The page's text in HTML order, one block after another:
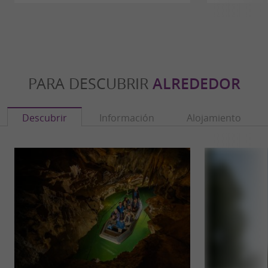
negocios en Ariège
satisface las necesidades de las empresas que
buscan unhotel para organizar un seminario
en Ariège. Dos salas de reuniones de 15 y 45 m²
tienen capacidad para 40 personas en un
ambiente productivo. Se pueden organizar
reuniones, sesiones de formación, jornadas de
PARA DESCUBRIR ALREDEDOR
Descubrir Información Alojamiento